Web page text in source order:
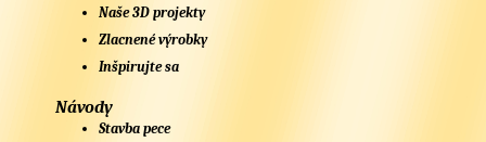
Naše 3D projekty
Zlacnené výrobky
Inšpirujte sa
Návody
Stavba pece